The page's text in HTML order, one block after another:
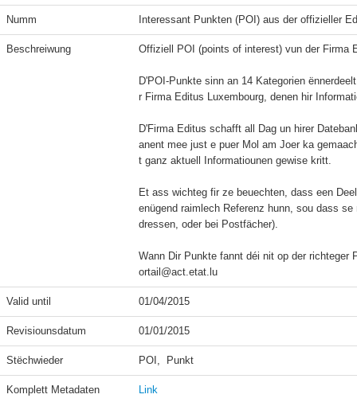
Numm Interessant Punkten (POI) aus der offizieller
Beschreiwung Offiziell POI (points of interest) vun der Firma
D'POI-Punkte sinn an 14 Kategorien
r Firma Editus Luxembourg, denen hir
D'Firma Editus schafft all Dag un hirer
anent mee just e puer Mol am Joer ka
t ganz aktuell Informatiounen gewise kritt.
Et ass wichteg fir ze beuechten, dass een
enügend raimlech Referenz hunn, sou dass
dressen, oder bei Postfächer).
Wann Dir Punkte fannt déi nit op der
ortail@act.etat.lu
Valid until 01/04/2015
Revisiounsdatum 01/01/2015
Stëchwieder POI,  Punkt
Komplett Metadaten Link